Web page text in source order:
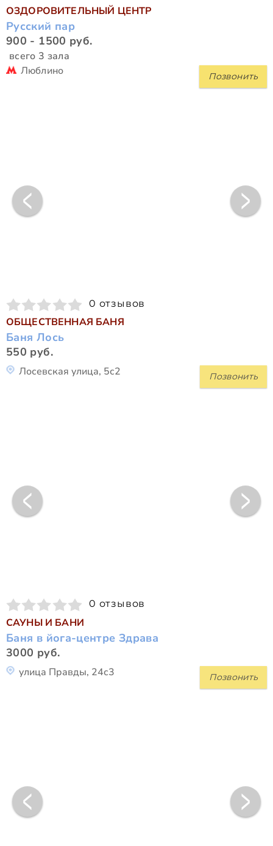
ОЗДОРОВИТЕЛЬНЫЙ ЦЕНТР
Русский пар
900 - 1500 руб.
всего 3 зала
Позвонить
Люблино
0 отзывов
ОБЩЕСТВЕННАЯ БАНЯ
Баня Лось
550 руб.
Позвонить
Лосевская улица, 5с2
0 отзывов
САУНЫ И БАНИ
Баня в йога-центре Здрава
3000 руб.
Позвонить
улица Правды, 24с3